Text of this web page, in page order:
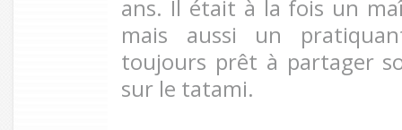
ans. Il était à la fois un
mais aussi un
toujours prêt à partager
sur le tatami.